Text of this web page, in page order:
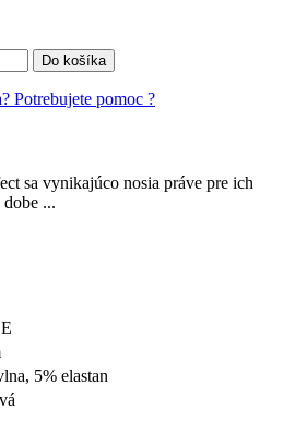
Do košíka
Potrebujete pomoc ?
sa vynikajúco nosia práve pre ich
...
5% elastan